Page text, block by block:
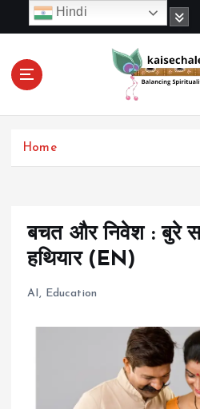
c
Home
बचत और निवेश : बुरे
हथियार (EN)
AI, Education
Hindi